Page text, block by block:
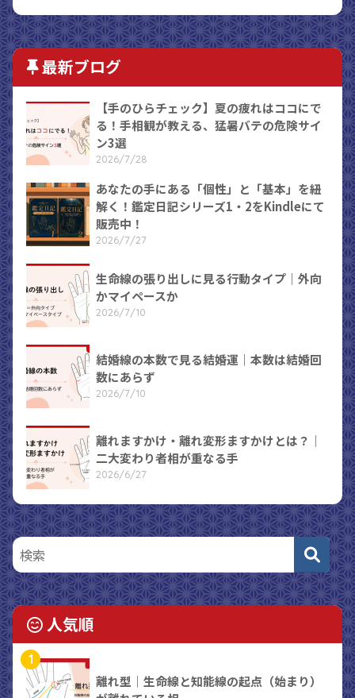
最新ブログ
【手のひらチェック】夏の疲れはココにで
る！手相観が教える、猛暑バテの危険サイ
ン3選
2026/7/28
あなたの手にある「個性」と「基本」を紐
解く！鑑定日記シリーズ1・2をKindleにて
販売中！
2026/7/27
生命線の張り出しに見る行動タイプ｜外向
かマイペースか
2026/7/10
結婚線の本数で見る結婚運｜本数は結婚回
数にあらず
2026/7/10
離れますかけ・離れ変形ますかけとは？｜
二大変わり者相が重なる手
2026/6/27
人気順
1
離れ型｜生命線と知能線の起点（始まり）